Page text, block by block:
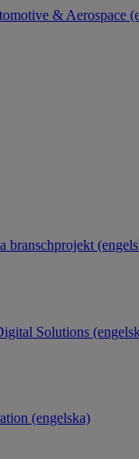
& Aerospace
branschprojekt
Solutions
(engelska)